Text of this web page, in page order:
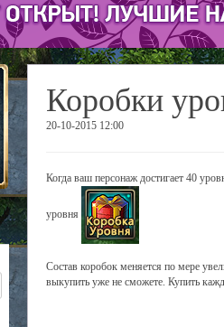
Коробки
20-10-2015 12:00
Когда ваш персонаж достигает 40
уровня
Состав коробок меняется по мере
выкупить уже не сможете. Купить